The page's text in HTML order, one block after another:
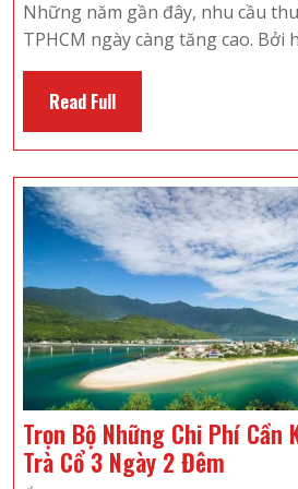
tại
1
Những năm gần đây, nhu cầu
TPHCM ngày càng tăng cao. Bởi
Read FullRead
Full
Trọn Bộ Những Chi Phí Cần
Trà Cổ 3 Ngày 2 Đêm